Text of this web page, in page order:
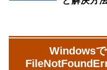
Windows